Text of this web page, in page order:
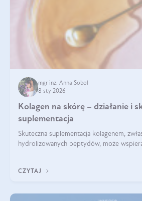
mgr inż. Anna Sobol
8 sty 2026
Kolagen na skórę – działanie i
suplementacja
Skuteczna suplementacja kolagenem,
hydrolizowanych peptydów, może
CZYTAJ